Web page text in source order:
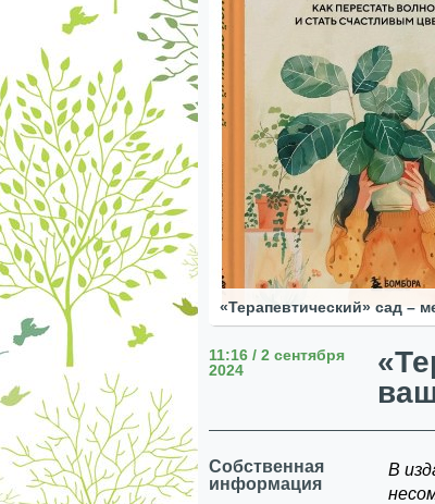
«Терапевтический» сад –
11:16 / 2 сентября
2024
Собственная
информация
В